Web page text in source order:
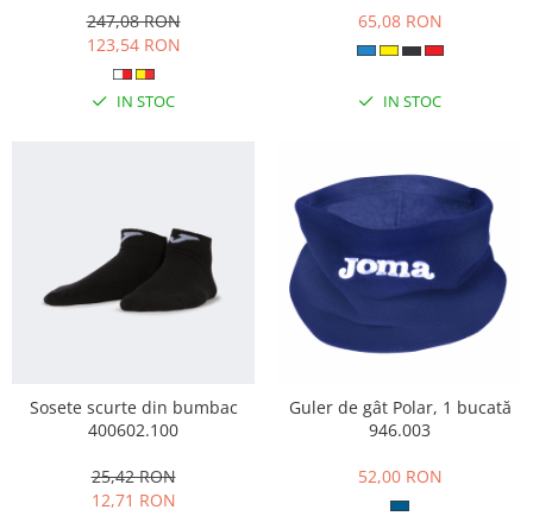
247,08 RON
123,54 RON
IN STOC
65,08 RON
IN STOC
Sosete scurte din bumbac
400602.100
25,42 RON
12,71 RON
Guler de gât Polar, 1 bucată
946.003
52,00 RON